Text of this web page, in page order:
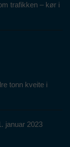
trafikken – kør i
tonn kveite i
januar 2023